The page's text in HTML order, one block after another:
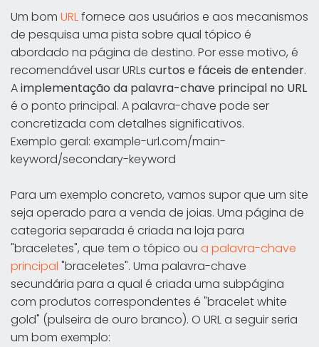
Um bom URLfornece aos usuários e aos mecanismos
de pesquisa uma pista sobre qual tópico é
abordado na página de destino. Por esse motivo, é
recomendável usar URLs curtos e fáceis de entender.
Aimplementação da palavra-chave principal no URL
é o ponto principal. A palavra-chave pode ser
concretizada com detalhes significativos.
Exemplo geral: example-url.com/main-
keyword/secondary-keyword
Para um exemplo concreto, vamos supor que um site
seja operado para a venda de joias. Uma página de
categoria separada é criada na loja para
"braceletes", que tem o tópico ou a palavra-chave
principal "braceletes". Uma palavra-chave
secundária para a qual é criada uma subpágina
com produtos correspondentes é "bracelet white
gold" (pulseira de ouro branco). O URL a seguir seria
um bom exemplo: